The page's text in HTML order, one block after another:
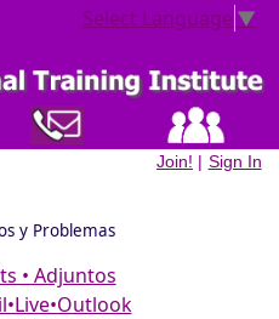
Select Language ▼
Join! | Sign In
y Problemas
• Adjuntos